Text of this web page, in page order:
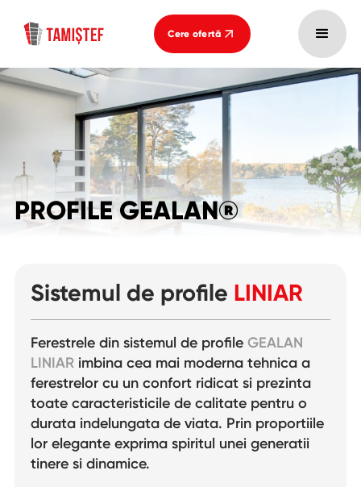
Cere ofertă
PROFILE GEALAN®
Sistemul de profile LINIAR
Ferestrele din sistemul de profile GEALAN
LINIAR imbina cea mai moderna tehnica a
ferestrelor cu un confort ridicat si prezinta
toate caracteristicile de calitate pentru o
durata indelungata de viata. Prin proportiile
lor elegante exprima spiritul unei generatii
tinere si dinamice.